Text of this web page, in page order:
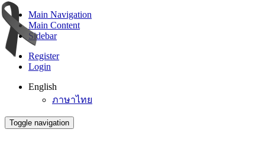
Main Navigation
Main Content
Sidebar
Register
Login
English
ภาษาไทย
Toggle navigation